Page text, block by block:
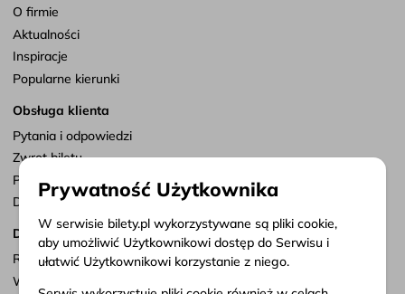
O firmie
Aktualności
Inspiracje
Popularne kierunki
Obsługa klienta
Pytania i odpowiedzi
Zwrot biletu
Punkty sprzedaży
Dostosuj zgody
Dokumenty
Regulamin serwisu
Warunki przewozu
Prywatność Użytkownika
W serwisie bilety.pl wykorzystywane są pliki cookie,
aby umożliwić Użytkownikowi dostęp do Serwisu i
ułatwić Użytkownikowi korzystanie z niego.